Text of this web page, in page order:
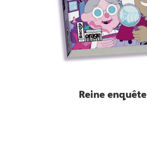
Reine enquête